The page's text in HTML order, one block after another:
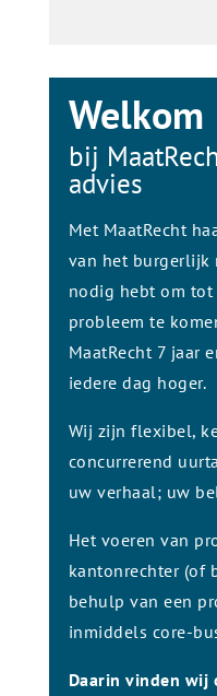
Welkom
bij
advies
Met MaatRecht
van het burgerlijk
nodig hebt om
probleem te
MaatRecht 7 jaar
iedere dag hoger.
Wij zijn flexibel,
concurrerend
uw verhaal; uw
Het voeren van
kantonrechter (of
behulp van een
inmiddels core-
Daarin vinden wij